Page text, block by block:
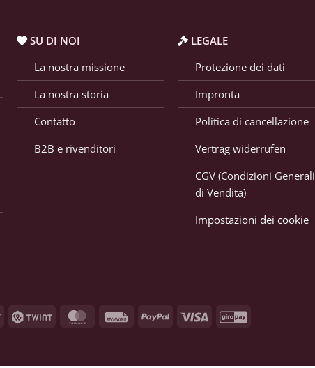
SU DI NOI
La nostra missione
La nostra storia
Contatto
B2B e rivenditori
LEGALE
Protezione dei dati
Impronta
Politica di cancellazione
Vertrag widerrufen
CGV (Condizioni Generali
di Vendita)
Impostazioni dei cookie
Apple
Twint MasterCardRechnungPayPal Visa GiroPay